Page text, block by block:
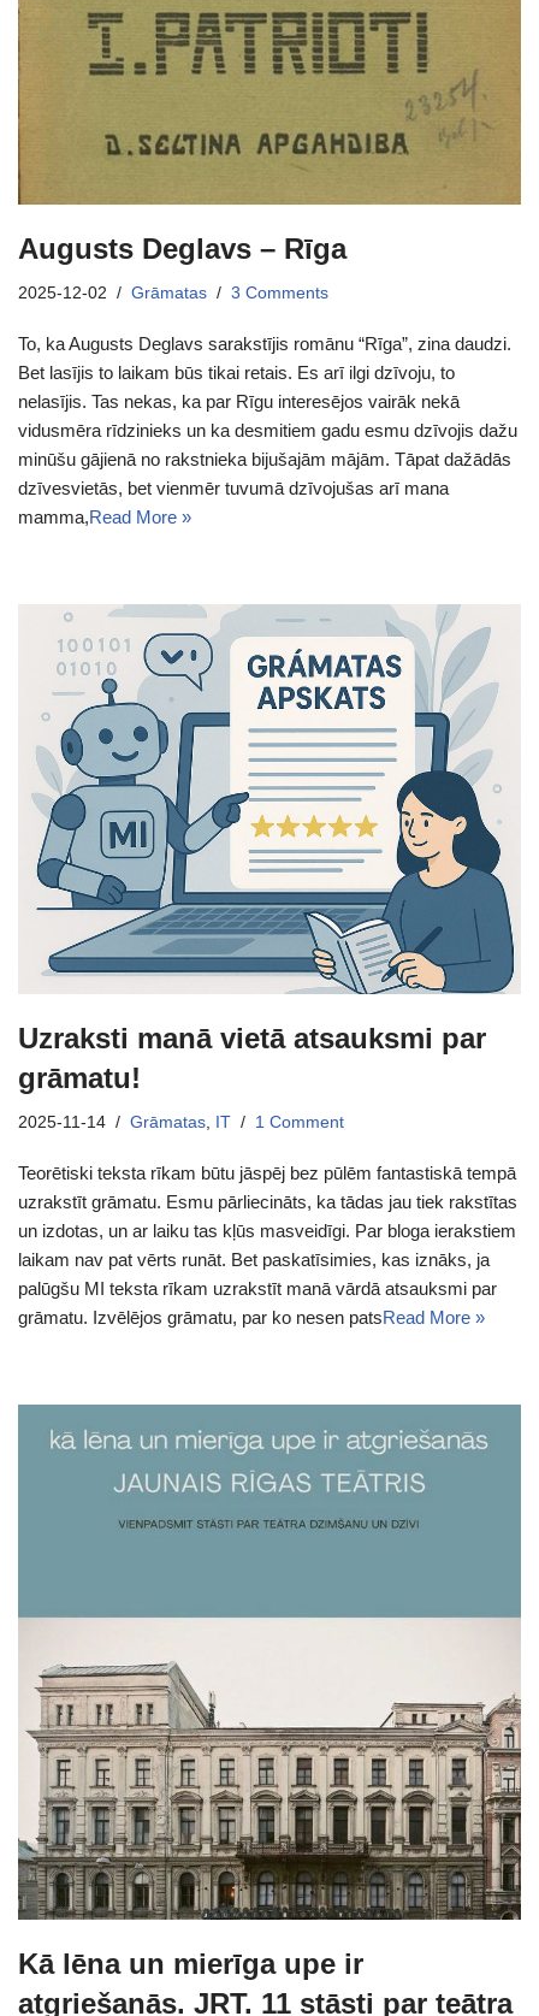
Augusts Deglavs – Rīga
2025-12-02 Grāmatas 3 Comments
To, ka Augusts Deglavs sarakstījis romānu “Rīga”, zina daudzi.
Bet lasījis to laikam būs tikai retais. Es arī ilgi dzīvoju, to
nelasījis. Tas nekas, ka par Rīgu interesējos vairāk nekā
vidusmēra rīdzinieks un ka desmitiem gadu esmu dzīvojis dažu
minūšu gājienā no rakstnieka bijušajām mājām. Tāpat dažādās
dzīvesvietās, bet vienmēr tuvumā dzīvojušas arī mana
mamma,Read More »
Uzraksti manā vietā atsauksmi par
grāmatu!
2025-11-14 Grāmatas IT 1 Comment
Teorētiski teksta rīkam būtu jāspēj bez pūlēm fantastiskā tempā
uzrakstīt grāmatu. Esmu pārliecināts, ka tādas jau tiek rakstītas
un izdotas, un ar laiku tas kļūs masveidīgi. Par bloga ierakstiem
laikam nav pat vērts runāt. Bet paskatīsimies, kas iznāks, ja
palūgšu MI teksta rīkam uzrakstīt manā vārdā atsauksmi par
grāmatu. Izvēlējos grāmatu, par ko nesen patsRead More »
Kā lēna un mierīga upe ir
atgriešanās. JRT. 11 stāsti par teātra